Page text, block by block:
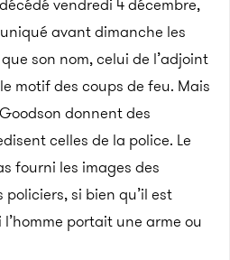
vendredi 4 décembre,
avant dimanche les
son nom, celui de l’adjoint
motif des coups de feu. Mais
donnent des
celles de la police. Le
fourni les images des
si bien qu’il est
portait une arme ou